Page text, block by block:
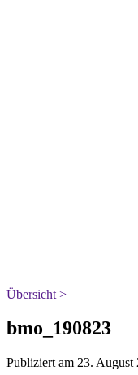
Übersicht >
bmo_190823
Publiziert am 23.